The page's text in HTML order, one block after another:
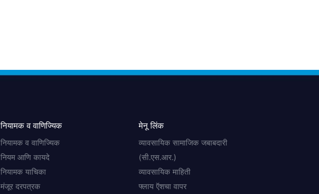
नियामक व वाणिज्यिक
नियामक व वाणिज्यिक
नियम आणि कायदे
नियामक याचिका
मंजूर दरपत्रक
मेनू लिंक
व्यावसायिक सामाजिक जबाबदारी
(सी.एस.आर.)
व्यावसायिक माहिती
फ्लाय ऍशचा वापर